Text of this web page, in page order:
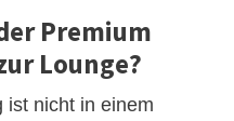
Premium
Lounge?
ist nicht in einem